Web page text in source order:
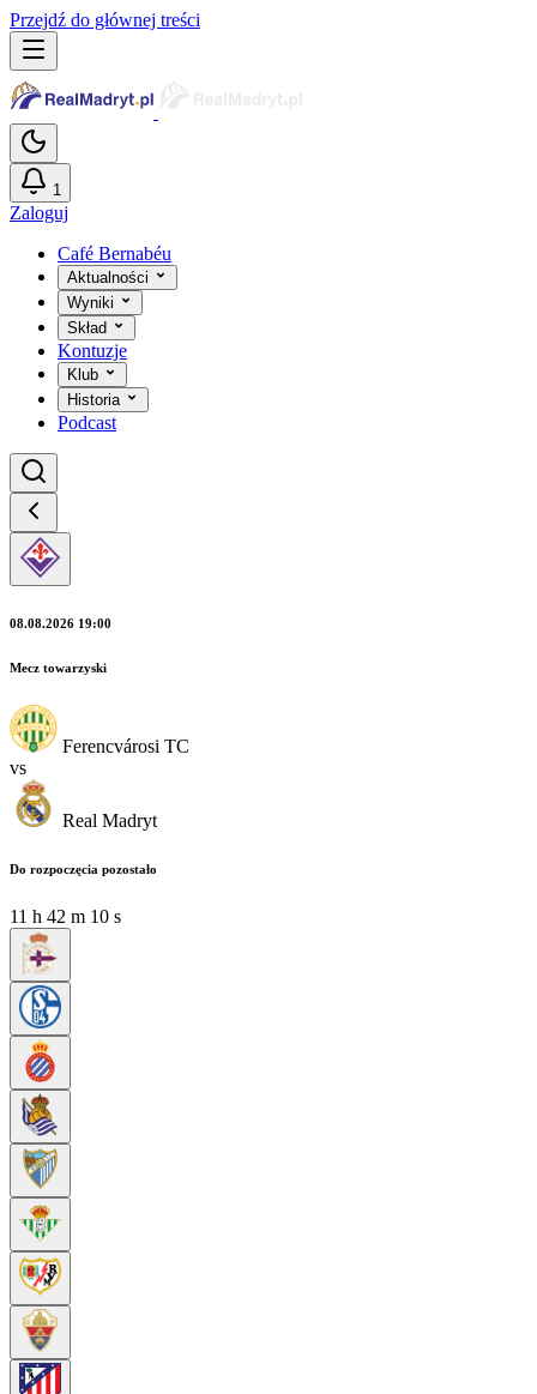
Przejdź do głównej treści
1
Zaloguj
Café Bernabéu
Aktualności
Wyniki
Skład
Kontuzje
Klub
Historia
Podcast
08.08.2026 19:00
Mecz towarzyski
Ferencvárosi TC
vs
Real Madryt
Do rozpoczęcia pozostało
11 h 42 m 08 s